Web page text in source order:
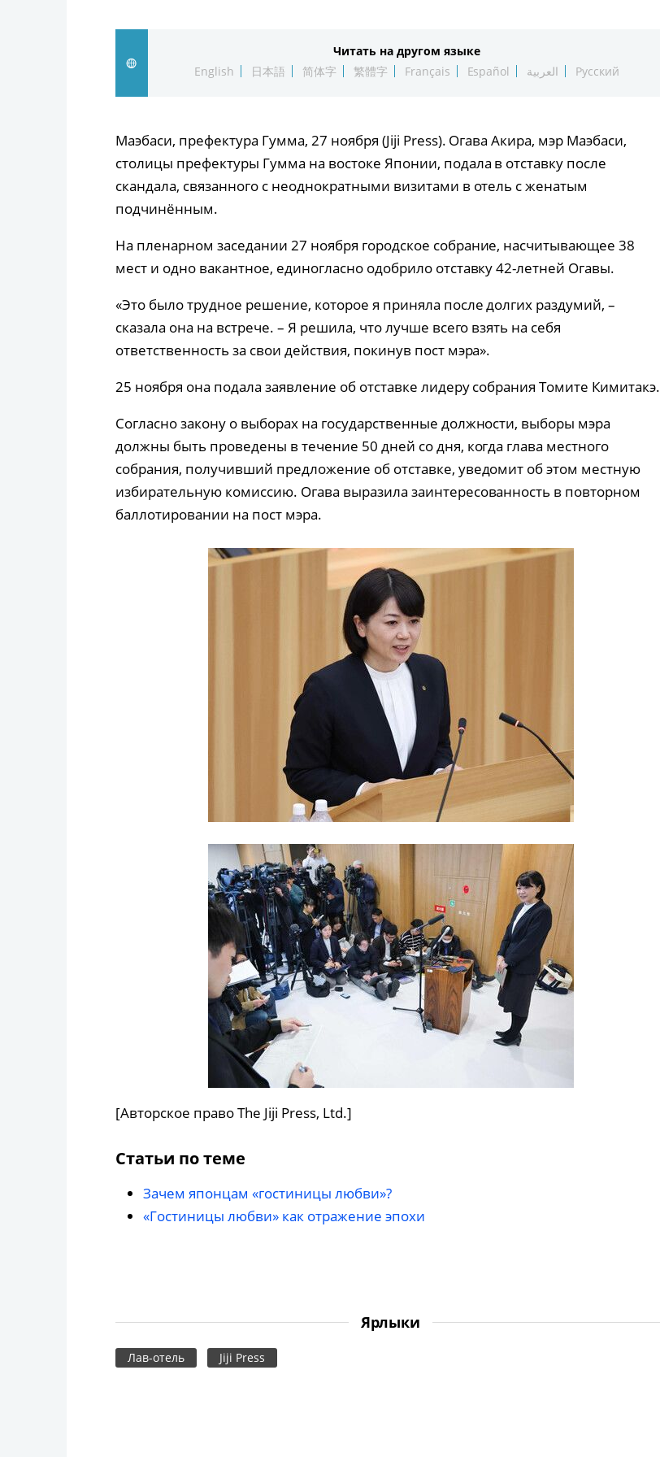
Токио
Читать на другом языке
English
日本語 简体字 繁體字 Français Español العربية Русский
Маэбаси, префектура Гумма, 27 ноября (Jiji Press). Огава Акира, мэр Маэбаси,
столицы префектуры Гумма на востоке Японии, подала в отставку после
скандала, связанного с неоднократными визитами в отель с женатым
подчинённым.
На пленарном заседании 27 ноября городское собрание, насчитывающее 38
мест и одно вакантное, единогласно одобрило отставку 42-летней Огавы.
«Это было трудное решение, которое я приняла после долгих раздумий, –
сказала она на встрече. – Я решила, что лучше всего взять на себя
ответственность за свои действия, покинув пост мэра».
25 ноября она подала заявление об отставке лидеру собрания Томите Кимитакэ.
Согласно закону о выборах на государственные должности, выборы мэра
должны быть проведены в течение 50 дней со дня, когда глава местного
собрания, получивший предложение об отставке, уведомит об этом местную
избирательную комиссию. Огава выразила заинтересованность в повторном
баллотировании на пост мэра.
[Авторское право The Jiji Press, Ltd.]
Статьи по теме
Зачем японцам «гостиницы любви»?
«Гостиницы любви» как отражение эпохи
Ярлыки
Лав-отель Jiji Press